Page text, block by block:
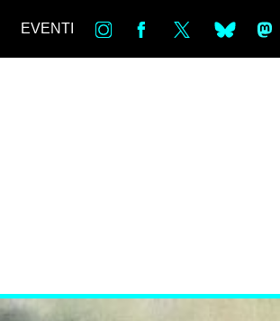
EVENTI in bsky